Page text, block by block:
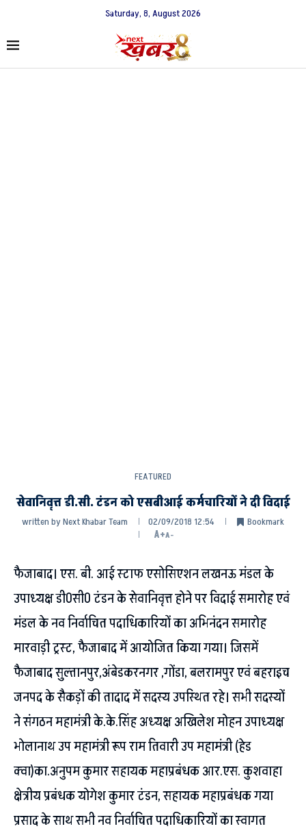
Saturday, 8, August 2026
FEATURED
सेवानिवृत्त डी.सी. टंडन को एसबीआई कर्मचारियों ने दी विदाई
written byNext Khabar Team 02/09/2018 12:54
Bookmark
A+A-
फैजाबाद। एस. बी. आई स्टाफ एसोसिएशन लखनऊ मंडल के
उपाध्यक्ष डी0सी0 टंडन के सेवानिवृत्त होने पर विदाई समारोह एवं
मंडल के नव निर्वाचित पदाधिकारियों का अभिनंदन समारोह
मारवाड़ी ट्रस्ट, फैजाबाद में आयोजित किया गया। जिसमें
फैजाबाद सुल्तानपुर,अंबेडकरनगर ,गोंडा, बलरामपुर एवं बहराइच
जनपद के सैकड़ों की तादाद में सदस्य उपस्थित रहे। सभी सदस्यों
ने संगठन महामंत्री के.के.सिंह अध्यक्ष अखिलेश मोहन उपाध्यक्ष
भोलानाथ उप महामंत्री रूप राम तिवारी उप महामंत्री (हेड
क्वा)का.अनुपम कुमार सहायक महाप्रबंधक आर.एस. कुशवाहा
क्षेत्रीय प्रबंधक योगेश कुमार टंडन, सहायक महाप्रबंधक गया
प्रसाद के साथ सभी नव निर्वाचित पदाधिकारियों का स्वागत